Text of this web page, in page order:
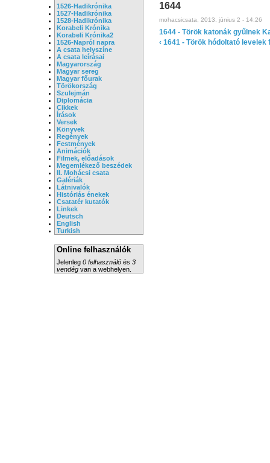
1526-Hadikrónika
1527-Hadikrónika
1528-Hadikrónika
Korabeli Krónika
Korabeli Krónika2
1526-Napról napra
A csata helyszíne
A csata leírásai
Magyarország
Magyar sereg
Magyar főurak
Törökország
Szulejmán
Diplomácia
Cikkek
Írások
Versek
Könyvek
Regények
Festmények
Animációk
Filmek, előadások
Megemlékező beszédek
II. Mohácsi csata
Galériák
Látnivalók
Históriás énekek
Csatatér kutatók
Linkek
Deutsch
English
Turkish
Online felhasználók
Jelenleg 0 felhasználó és 3
vendég van a webhelyen.
1644
mohacsicsata, 2013, június 2 - 14:26
1644 - Török katonák gyűlnek
‹ 1641 - Török hódoltató levelek